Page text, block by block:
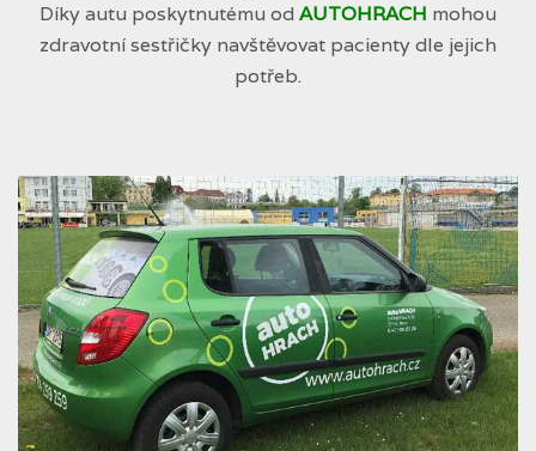
Díky autu poskytnutému od AUTOHRACH mohou
zdravotní sestřičky navštěvovat pacienty dle jejich
potřeb.